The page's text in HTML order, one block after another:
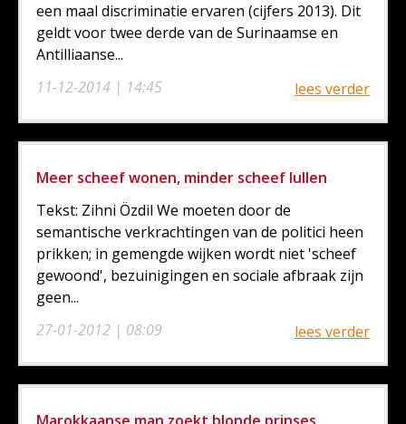
11-12-2014 | 14:45
een maal discriminatie ervaren (cijfers 2013). Dit
geldt voor twee derde van de Surinaamse en
Antilliaanse...
lees verder
Meer scheef wonen, minder scheef lullen
27-01-2012 | 08:09
Tekst: Zihni Özdil We moeten door de
semantische verkrachtingen van de politici heen
prikken; in gemengde wijken wordt niet 'scheef
gewoond', bezuinigingen en sociale afbraak zijn
geen...
lees verder